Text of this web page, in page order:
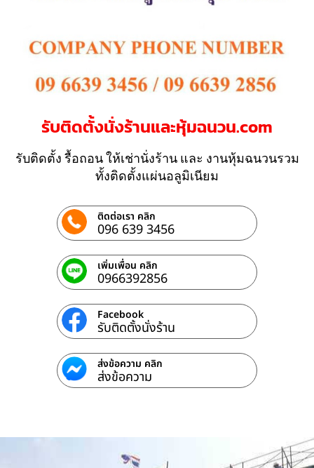
รับติดตั้งนั่งร้านและหุ้มฉนวน.com
รับติดตั้ง รื้อถอน ให้เช่านั่งร้าน และ งานหุ้มฉนวนรวม
ทั้งติดตั้งแผ่นอลูมิเนียม
ติดต่อเรา คลิก
096 639 3456
เพิ่มเพื่อน คลิก
0966392856
Facebook
รับติดตั้งนั่งร้าน
ส่งข้อความ คลิก
ส่งข้อความ